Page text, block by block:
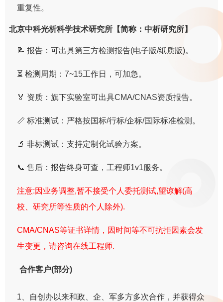
重复性。
北京中科光析科学技术研究所【简称：中析研究所】
📝 报告：可出具第三方检测报告(电子版/纸质版)。
⏳ 检测周期：7~15工作日，可加急。
🏅 资质：旗下实验室可出具CMA/CNAS资质报告。
📏 标准测试：严格按国标/行标/企标/国际标准检测。
🔬 非标测试：支持定制化试验方案。
📞 售后：报告终身可查，工程师1v1服务。
注意:因业务调整,暂不接受个人委托测试,望谅解(高
校、研究所等性质的个人除外).
CMA/CNAS等证书详情，因时间等不可抗拒因素会发
生变更，请咨询在线工程师.
合作客户(部分)
1、自创办以来和政、企、军多方多次合作，并获得众